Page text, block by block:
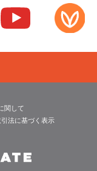
関して
法に基づく表示